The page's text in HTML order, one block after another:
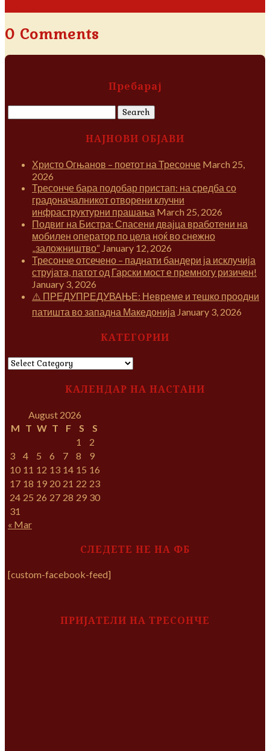
0 Comments
Пребарај
for:
НАЈНОВИ ОБЈАВИ
Христо Огњанов – поетот на Тресонче March 25,
2026
Тресонче бара подобар пристап: на средба со
градоначалникот отворени клучни
инфраструктурни прашања March 25, 2026
Подвиг на Бистра: Спасени двајца вработени на
мобилен оператор по цела ноќ во снежно
„заложништво“ January 12, 2026
Тресонче отсечено – паднати бандери ја исклучија
струјата, патот од Гарски мост е премногу ризичен!
January 3, 2026
⚠️ ПРЕДУПРЕДУВАЊЕ: Невреме и тешко проодни
патишта во западна Македонија January 3, 2026
КАТЕГОРИИ
КАТЕГОРИИ
КАЛЕНДАР НА НАСТАНИ
August 2026
M T W T F S
S
1
2
3
4 5 6 7 8
9
10 11 12 13 14 15 16
17 18 19 20 21 22 23
24 25 26 27 28 29 30
31
« Mar
СЛЕДЕТЕ НЕ НА ФБ
[custom-facebook-feed]
ПРИЈАТЕЛИ НА ТРЕСОНЧЕ